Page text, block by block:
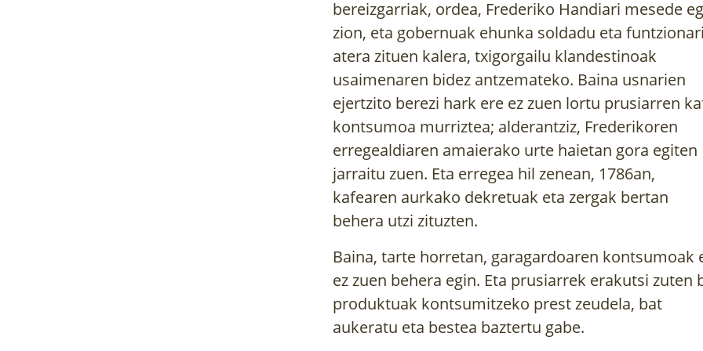
bereizgarriak, ordea, Frederiko Handiari mesede
zion, eta gobernuak ehunka soldadu eta
atera zituen kalera, txigorgailu klandestinoak
usaimenaren bidez antzemateko. Baina usnarien
ejertzito berezi hark ere ez zuen lortu prusiarren
kontsumoa murriztea; alderantziz, Frederikoren
erregealdiaren amaierako urte haietan gora egiten
jarraitu zuen. Eta erregea hil zenean, 1786an,
kafearen aurkako dekretuak eta zergak bertan
behera utzi zituzten.
Baina, tarte horretan, garagardoaren kontsumoak
ez zuen behera egin. Eta prusiarrek erakutsi zuten
produktuak kontsumitzeko prest zeudela, bat
aukeratu eta bestea baztertu gabe.